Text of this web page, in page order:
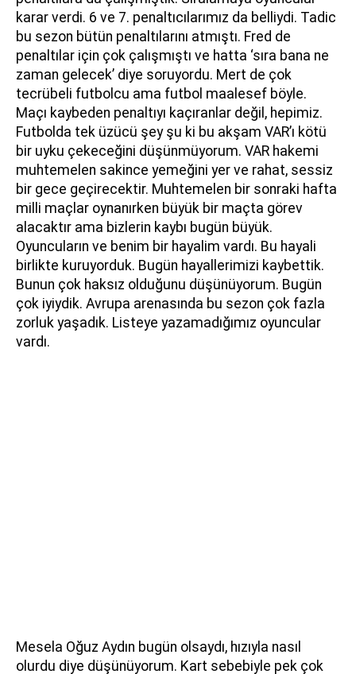
karar verdi. 6 ve 7. penaltıcılarımız da belliydi. Tadic
bu sezon bütün penaltılarını atmıştı. Fred de
penaltılar için çok çalışmıştı ve hatta ‘sıra bana ne
zaman gelecek’ diye soruyordu. Mert de çok
tecrübeli futbolcu ama futbol maalesef böyle.
Maçı kaybeden penaltıyı kaçıranlar değil, hepimiz.
Futbolda tek üzücü şey şu ki bu akşam VAR’ı kötü
bir uyku çekeceğini düşünmüyorum. VAR hakemi
muhtemelen sakince yemeğini yer ve rahat, sessiz
bir gece geçirecektir. Muhtemelen bir sonraki hafta
milli maçlar oynanırken büyük bir maçta görev
alacaktır ama bizlerin kaybı bugün büyük.
Oyuncuların ve benim bir hayalim vardı. Bu hayali
birlikte kuruyorduk. Bugün hayallerimizi kaybettik.
Bunun çok haksız olduğunu düşünüyorum. Bugün
çok iyiydik. Avrupa arenasında bu sezon çok fazla
zorluk yaşadık. Listeye yazamadığımız oyuncular
vardı.
Mesela Oğuz Aydın bugün olsaydı, hızıyla nasıl
olurdu diye düşünüyorum. Kart sebebiyle pek çok